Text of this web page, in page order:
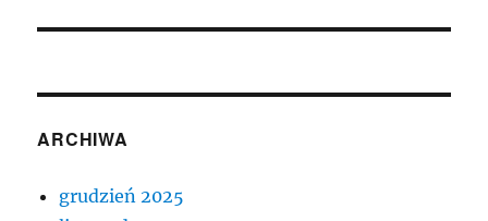
ARCHIWA
grudzień 2025